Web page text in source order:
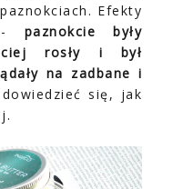
Efekty
- paznokcie były
rosły i był
na zadbane i
się, jak